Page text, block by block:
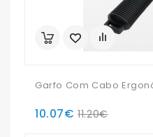
Garfo Com Cabo
10.07€ 11.20€